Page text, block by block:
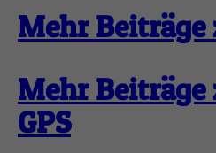
Mehr Beiträge
Mehr Beiträge
GPS